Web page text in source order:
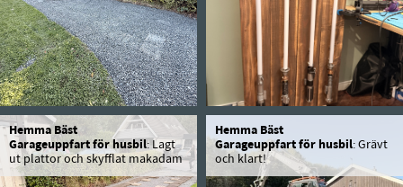
Hemma Bäst
Garageuppfart för husbil: Lagt
ut plattor och skyfflat makadam
Hemma Bäst
Garageuppfart för husbil: Grävt
och klart!